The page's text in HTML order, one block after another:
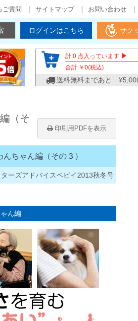
ご質問 サイトマップ お問い合わせ
ログインはこちら サク
計 0 点入っています ▶
合計 ￥ 0(税込)
送料無料まであと ¥
（そ
印刷用PDFを表示
ちゃん編（その３）
ターズアドバイスペピイ2013秋冬号
ん編